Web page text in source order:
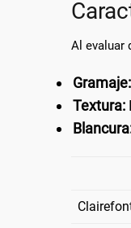
Al evaluar
Gramaje:
Textura: